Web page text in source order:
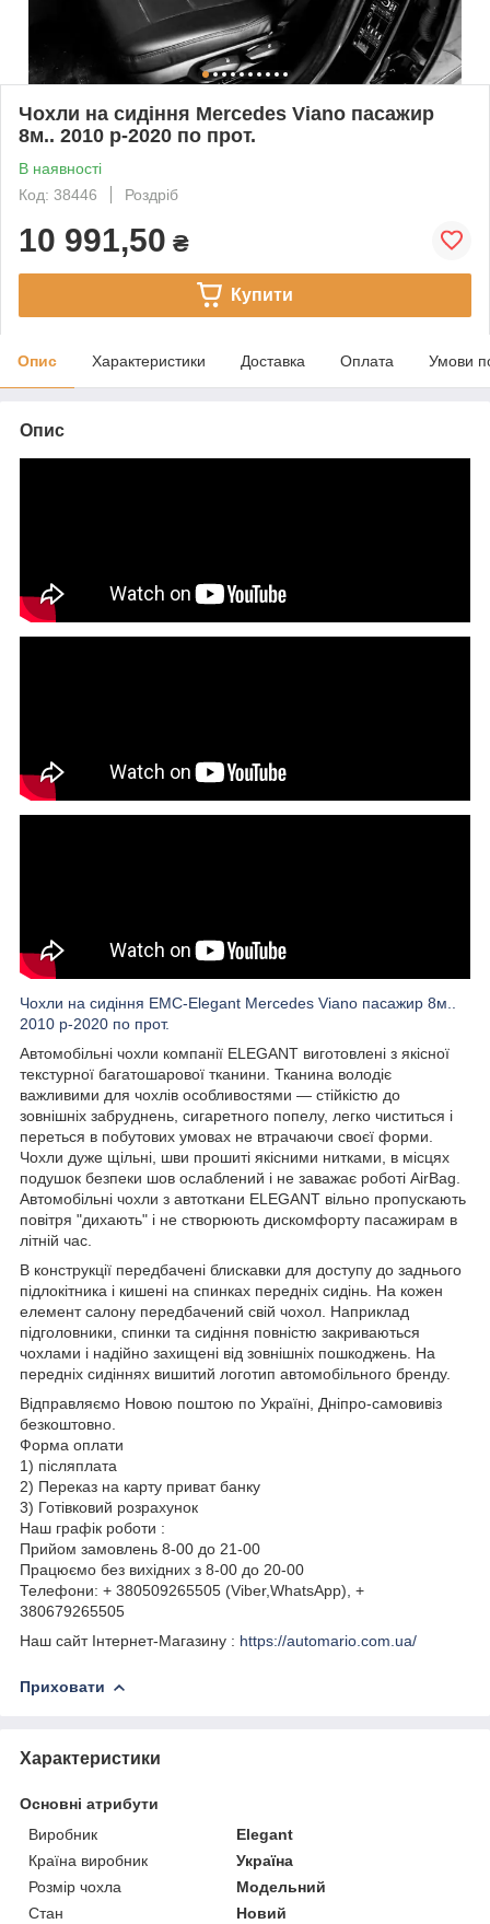
Чохли на сидіння Mercedes Viano пасажир
8м.. 2010 р-2020 по прот.
В наявності
Код: 38446
Роздріб
10 991,50 ₴
Купити
Опис Характеристики Доставка Оплата Умови
Опис
Чохли на сидіння EMC-Elegant Mercedes Viano пасажир 8м..
2010 р-2020 по прот.
Автомобільні чохли компанії ELEGANT виготовлені з якісної
текстурної багатошарової тканини. Тканина володіє
важливими для чохлів особливостями — стійкістю до
зовнішніх забруднень, сигаретного попелу, легко чиститься і
переться в побутових умовах не втрачаючи своєї форми.
Чохли дуже щільні, шви прошиті якісними нитками, в місцях
подушок безпеки шов ослаблений і не заважає роботі AirBag.
Автомобільні чохли з автоткани ELEGANT вільно пропускають
повітря "дихають" і не створюють дискомфорту пасажирам в
літній час.
В конструкції передбачені блискавки для доступу до заднього
підлокітника і кишені на спинках передніх сидінь. На кожен
елемент салону передбачений свій чохол. Наприклад
підголовники, спинки та сидіння повністю закриваються
чохлами і надійно захищені від зовнішніх пошкоджень. На
передніх сидіннях вишитий логотип автомобільного бренду.
Відправляємо Новою поштою по Україні, Дніпро-самовивіз
безкоштовно.
Форма оплати
1) післяплата
2) Переказ на карту приват банку
3) Готівковий розрахунок
Наш графік роботи :
Прийом замовлень 8-00 до 21-00
Працюємо без вихідних з 8-00 до 20-00
Телефони: + 380509265505 (Viber,WhatsApp), +
380679265505
Наш сайт Інтернет-Магазину : https://automario.com.ua/
Приховати
Характеристики
Основні атрибути
Виробник
Elegant
Країна виробник
Україна
Розмір чохла
Модельний
Стан
Новий